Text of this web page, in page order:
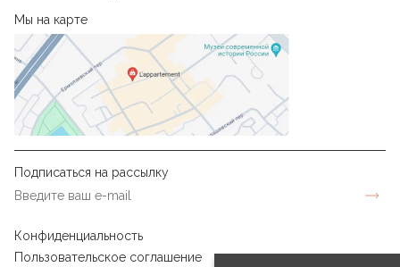
Мы на карте
Подписаться на рассылку
Конфиденциальность
Пользовательское соглашение